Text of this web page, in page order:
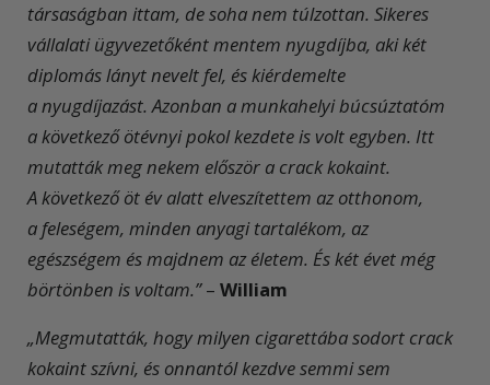
társaságban ittam, de soha nem túlzottan. Sikeres
vállalati ügyvezetőként mentem nyugdíjba, aki két
diplomás lányt nevelt fel, és kiérdemelte
a nyugdíjazást. Azonban a munkahelyi búcsúztatóm
a következő ötévnyi pokol kezdete is volt egyben. Itt
mutatták meg nekem először a crack kokaint.
A következő öt év alatt elveszítettem az otthonom,
a feleségem, minden anyagi tartalékom, az
egészségem és majdnem az életem. És két évet még
börtönben is voltam.”– William
„Megmutatták, hogy milyen cigarettába sodort crack
kokaint szívni, és onnantól kezdve semmi sem